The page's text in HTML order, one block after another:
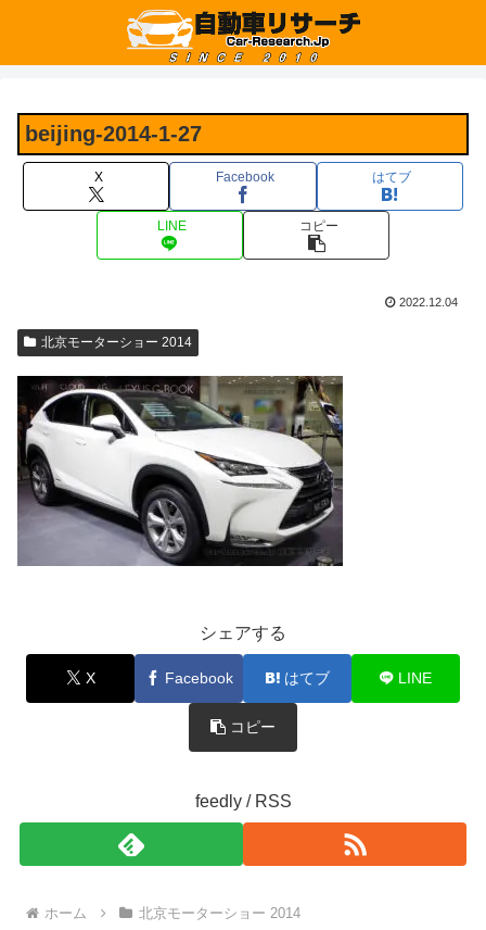
beijing-2014-1-27
X Facebook はてブ
LINE コピー
2022.12.04
北京モーターショー 2014
シェアする
X Facebook はてブ LINE
コピー
feedly / RSS
ホーム 北京モーターショー 2014